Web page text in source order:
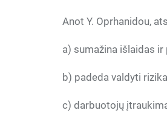
Anot Y. Oprhanidou,
a) sumažina išlaidas
b) padeda valdyti
c) darbuotojų